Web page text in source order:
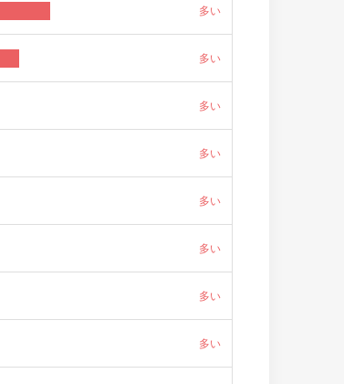
多い
多い
多い
多い
多い
多い
多い
多い